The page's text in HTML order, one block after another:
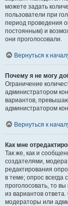
можете задать
пользователи при
период проведения
постоянным) и
они проголосовали.
Вернуться к
Почему я не могу
Ограничение
администратором
вариантов,
администратором
Вернуться к
Как мне
Так же, как и
создателями,
редактирования
в теме; опрос всегда
проголосовать, то
из вариантов
модераторы или